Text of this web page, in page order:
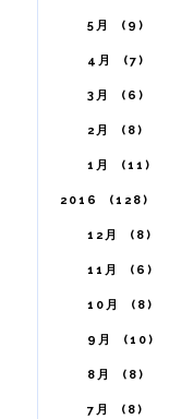
5月 9
4月 7
3月 6
2月 8
1月 11
2016 128
12月 8
11月 6
10月 8
9月 10
8月 8
7月 8